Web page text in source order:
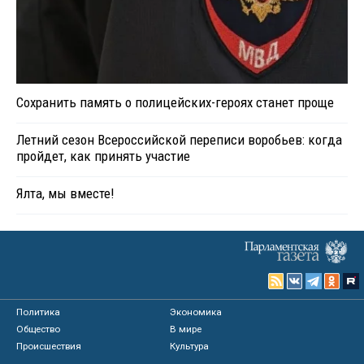
Сохранить память о полицейских-героях станет проще
Летний сезон Всероссийской переписи воробьев: когда
пройдет, как принять участие
Ялта, мы вместе!
Политика
Экономика
Общество
В мире
Происшествия
Культура